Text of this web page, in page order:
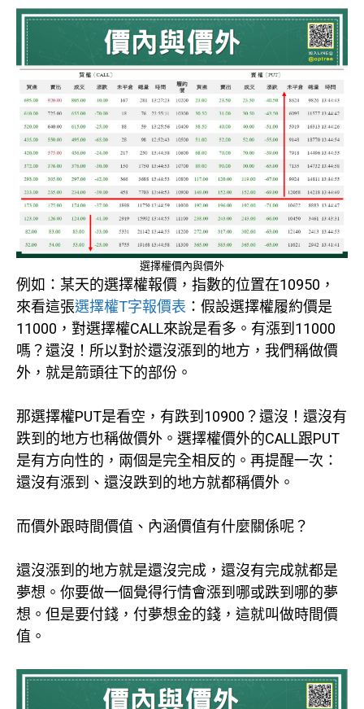
選擇權價內與價外
例如：某天的選擇權報價，指數的位置在10950，
來看這張選擇權T字報價表 ：假設選擇權履約價是
11000，對選擇權CALL來說是看多。有漲到11000
嗎？還沒！所以對於還沒漲到的地方，我們稱做價
外，就是箭頭往下的部份。
那選擇權PUT是看空，有跌到10900？還沒！還沒有
跌到的地方也稱做價外。選擇權價外的CALL跟PUT
是有方向性的，兩個是完全相反的。再提醒一次：
還沒有漲到、還沒跌到的地方就都稱價外。
而價外跟時間價值、內涵價值有什麼關係呢？
還沒漲到的地方就是還沒完成，還沒有完成就都是
夢想。你要做一個覺得行情會漲到哪或跌到哪的夢
想。但是要付錢，付夢想金的錢，這就叫做時間價
值。